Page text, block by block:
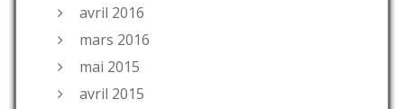
avril 2016
mars 2016
mai 2015
avril 2015